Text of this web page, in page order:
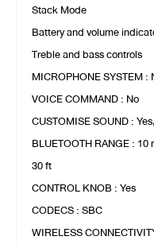
Stack Mode
Battery and volume
Treble and bass controls
MICROPHONE SYSTEM :
VOICE COMMAND : No
CUSTOMISE SOUND :
BLUETOOTH RANGE : 10
30 ft
CONTROL KNOB : Yes
CODECS : SBC
WIRELESS